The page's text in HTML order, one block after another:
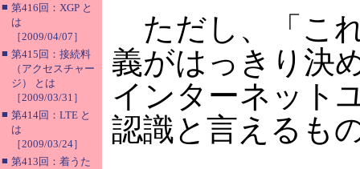
■ 第416回：XGP と
は
［2009/04/07］
■ 第415回：接続料
（アクセスチャー
ジ） とは
［2009/03/31］
■ 第414回：LTE と
は
［2009/03/24］
■ 第413回：着うた
ただし、「こ
義がはっきり決
インターネット
認識と言えるも